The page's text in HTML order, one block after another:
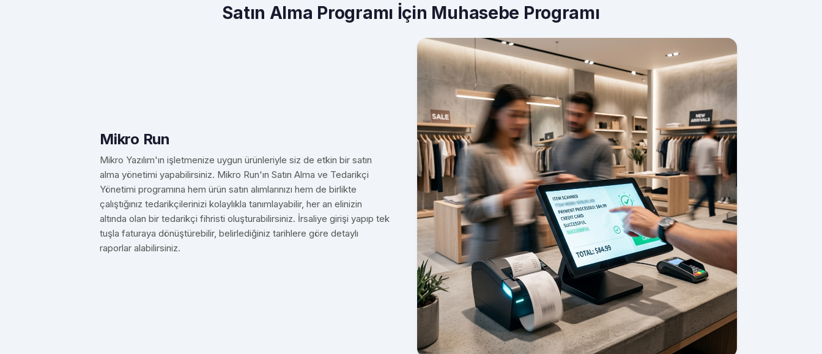
Satın Alma Programı İçin Muhasebe Programı
Mikro Run
Mikro Yazılım'ın işletmenize uygun ürünleriyle siz de etkin bir satın
alma yönetimi yapabilirsiniz. Mikro Run'ın Satın Alma ve Tedarikçi
Yönetimi programına hem ürün satın alımlarınızı hem de birlikte
çalıştığınız tedarikçilerinizi kolaylıkla tanımlayabilir, her an elinizin
altında olan bir tedarikçi fihristi oluşturabilirsiniz. İrsaliye girişi yapıp tek
tuşla faturaya dönüştürebilir, belirlediğiniz tarihlere göre detaylı
raporlar alabilirsiniz.